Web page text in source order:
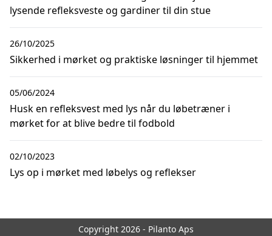
lysende refleksveste og gardiner til din stue
Sikkerhed i mørket og praktiske løsninger til hjemmet
26/10/2025
Husk en refleksvest med lys når du løbetræner i
mørket for at blive bedre til fodbold
05/06/2024
Lys op i mørket med løbelys og reflekser
02/10/2023
Copyright 2026 - Pilanto Aps